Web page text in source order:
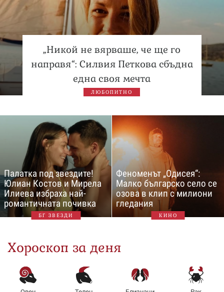
„Никой не вярваше, че ще го
направя“: Силвия Петкова сбъдна
една своя мечта
ЛЮБОПИТНО
Палатка под звездите!
Юлиан Костов и Мирела
Илиева избраха най-
романтичната почивка
БГ ЗВЕЗДИ
Феноменът „Одисея“:
Малко българско село се
озова в клип с милиони
гледания
КИНО
Хороскоп за деня